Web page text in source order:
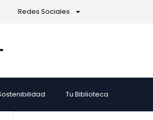
Redes Sociales
Tu Biblioteca